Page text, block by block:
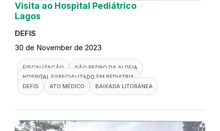
Visita ao Hospital Pediátrico
Lagos
DEFIS
30 de November de 2023
FISCALIZAÇÃO
SÃO PEDRO DA ALDEIA
HOSPITAL ESPECIALIZADO EM PEDIATRIA
DEFIS
ATO MÉDICO BAIXADA LITORÂNEA